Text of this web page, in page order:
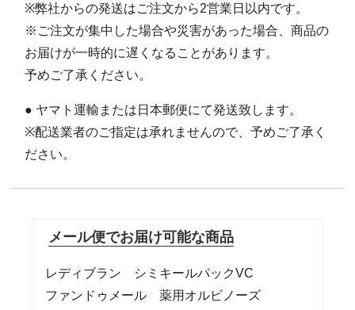
※弊社からの発送はご注文から2営業日以内です。
※ご注文が集中した場合や災害があった場合、商品の
お届けが一時的に遅くなることがあります。
予めご了承ください。
● ヤマト運輸または日本郵便にて発送致します。
※配送業者のご指定は承れませんので、予めご了承く
ださい。
メール便でお届け可能な商品
レディブラン シミキールパックVC
ファンドゥメール 薬用オルビノーズ